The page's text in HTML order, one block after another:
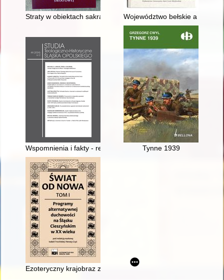
Straty w obiektach sakralnych dekanatu opatowskiego
Województwo bełskie a
Wspomnienia i fakty - recenzja] Tynne 1939
Ezoteryczny krajobraz zdrowia i uzdrawiania Wisły jako